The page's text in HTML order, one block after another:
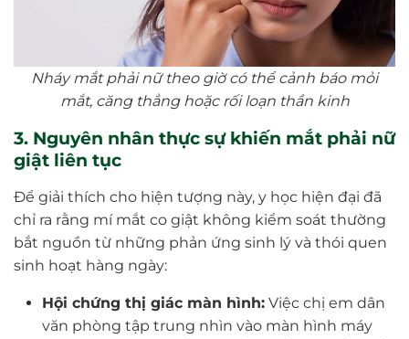
Nháy mắt phải nữ theo giờ có thể cảnh báo mỏi
mắt, căng thẳng hoặc rối loạn thần kinh
3. Nguyên nhân thực sự khiến mắt phải nữ
giật liên tục
Để giải thích cho hiện tượng này, y học hiện đại đã
chỉ ra rằng mí mắt co giật không kiểm soát thường
bắt nguồn từ những phản ứng sinh lý và thói quen
sinh hoạt hàng ngày:
Hội chứng thị giác màn hình:Việc chị em dân
văn phòng tập trung nhìn vào màn hình máy